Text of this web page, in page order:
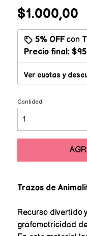
$1.000,00
5% OFFcon
Precio final:
Ver cuotas y
Cantidad
Trazos de
Recurso divertido
grafomotricidad